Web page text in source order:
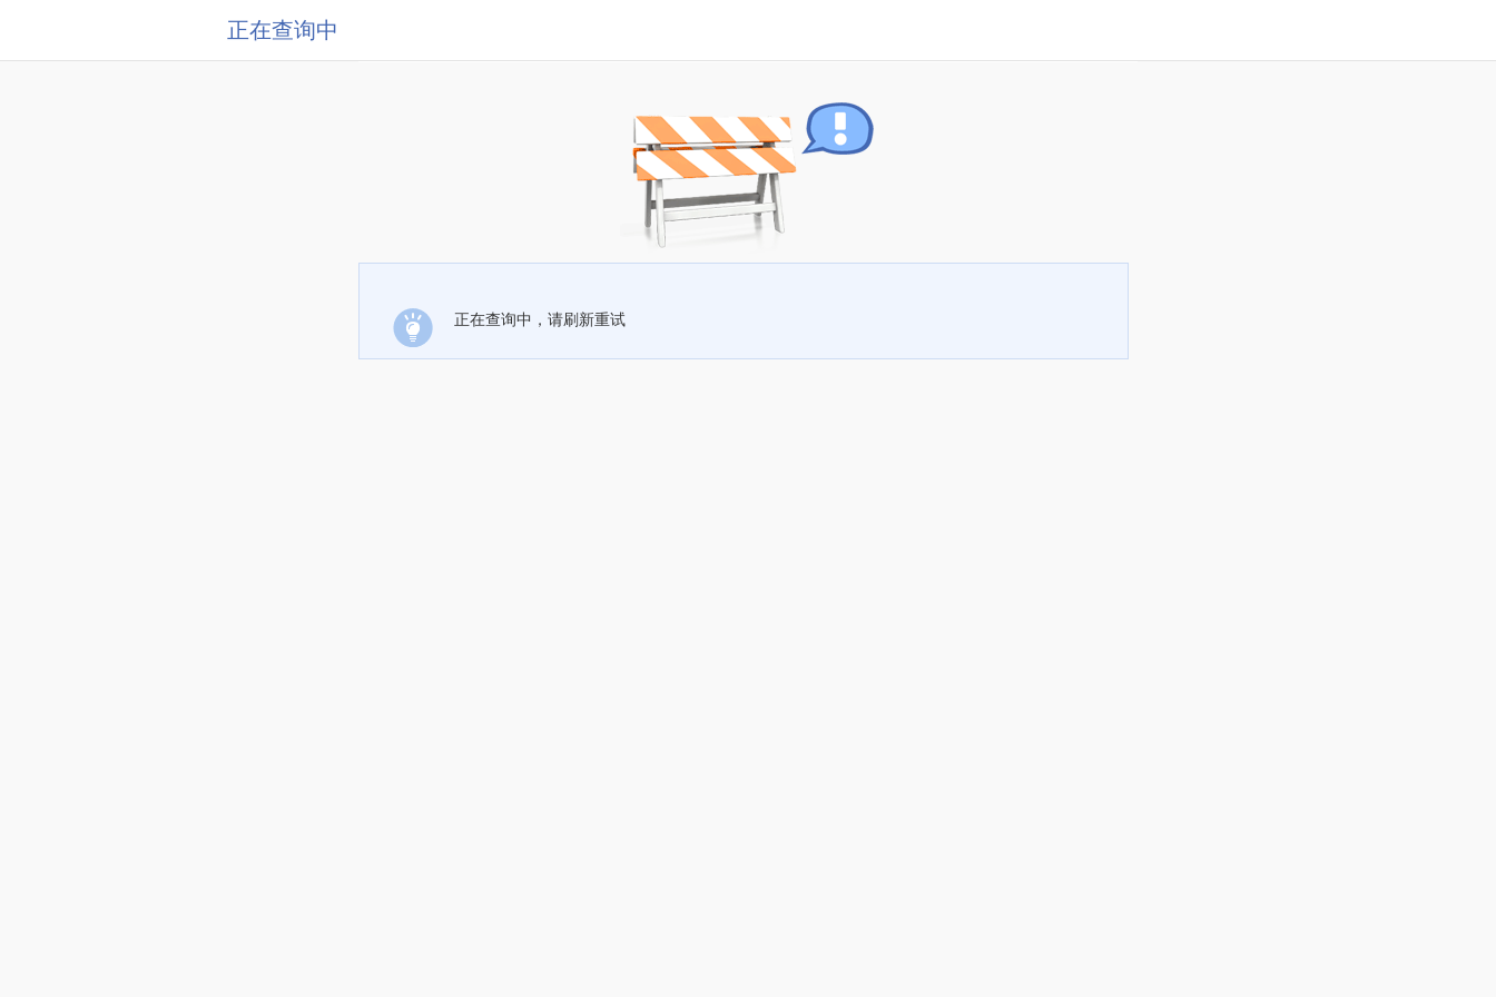
正在查询中
正在查询中，请刷新重试